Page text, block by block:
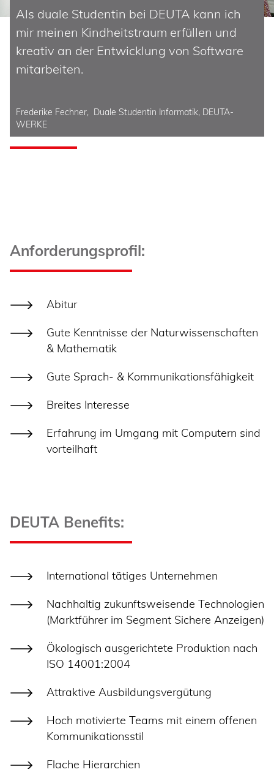
Als duale Studentin bei DEUTA kann ich
mir meinen Kindheitstraum erfüllen und
kreativ an der Entwicklung von Software
mitarbeiten.
Frederike Fechner, Duale Studentin Informatik, DEUTA-
WERKE
Anforderungsprofil:
Abitur
Gute Kenntnisse der Naturwissenschaften
& Mathematik
Gute Sprach- & Kommunikationsfähigkeit
Breites Interesse
Erfahrung im Umgang mit Computern sind
vorteilhaft
DEUTA Benefits:
International tätiges Unternehmen
Nachhaltig zukunftsweisende Technologien
(Marktführer im Segment Sichere Anzeigen)
Ökologisch ausgerichtete Produktion nach
ISO 14001:2004
Attraktive Ausbildungsvergütung
Hoch motivierte Teams mit einem offenen
Kommunikationsstil
Flache Hierarchien